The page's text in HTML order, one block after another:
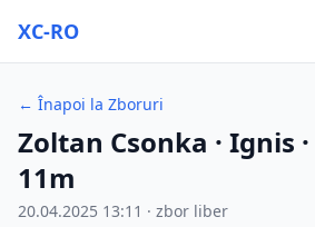
XC-RO
← Înapoi la Zboruri
Zoltan Csonka · Ignis ·
11m
20.04.2025 13:11 · zbor liber